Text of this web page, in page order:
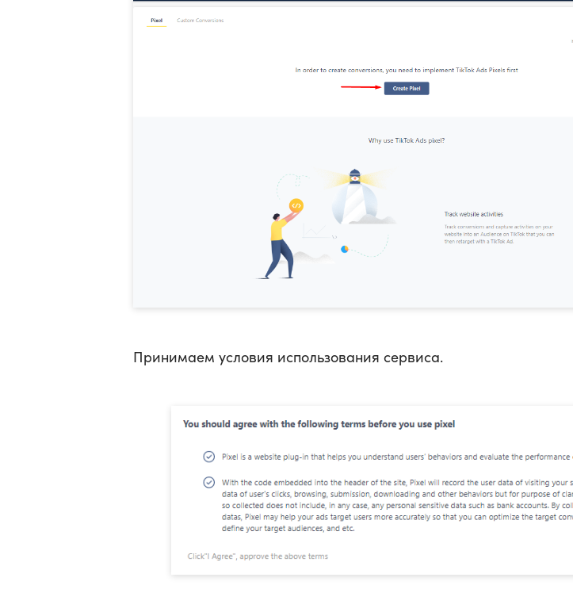
Принимаем условия использования сервиса.